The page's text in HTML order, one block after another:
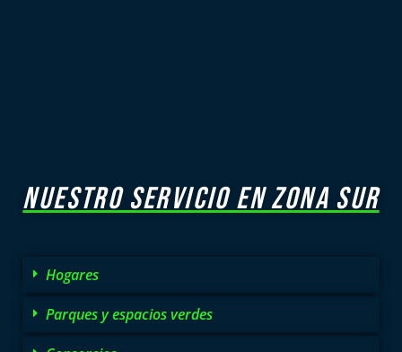
NUESTRO SERVICIO EN ZONA SUR
Hogares
Parques y espacios verdes